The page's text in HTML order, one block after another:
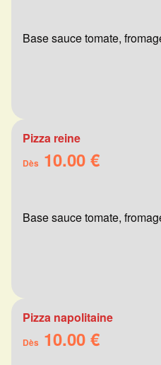
Base sauce tomate,
Pizza reine
Dès 10.00 €
Base sauce tomate,
Pizza napolitaine
Dès 10.00 €